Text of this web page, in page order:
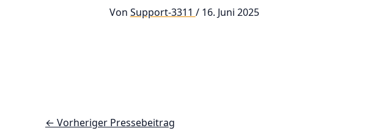
Von Support-3311 / 16. Juni 2025
← Vorheriger Pressebeitrag